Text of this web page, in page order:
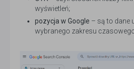
wyświetleń;
pozycja w Google – są to dane
wybranego zakresu